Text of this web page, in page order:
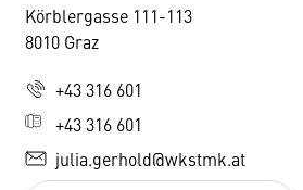
Körblergasse 111-113
8010 Graz
+43 316 601
+43 316 601
julia.gerhold@wkstmk.at